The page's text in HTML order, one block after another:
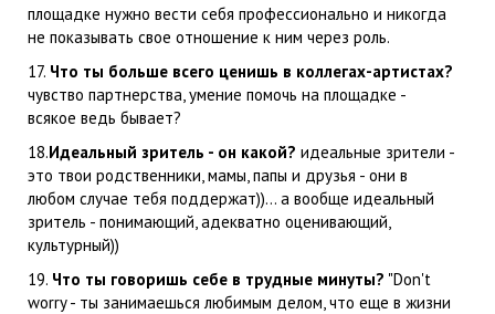
площадке нужно вести себя профессионально и никогда
не показывать свое отношение к ним через роль.
17. Что ты больше всего ценишь в коллегах-артистах?
чувство партнерства, умение помочь на площадке -
всякое ведь бывает?
18.Идеальный зритель - он какой? идеальные зрители -
это твои родственники, мамы, папы и друзья - они в
любом случае тебя поддержат))... а вообще идеальный
зритель - понимающий, адекватно оценивающий,
культурный))
19. Что ты говоришь себе в трудные минуты? "Don't
worry - ты занимаешься любимым делом, что еще в жизни